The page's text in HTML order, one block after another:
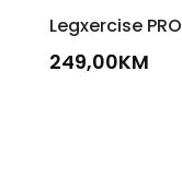
Legxercise PRO
249,00KM